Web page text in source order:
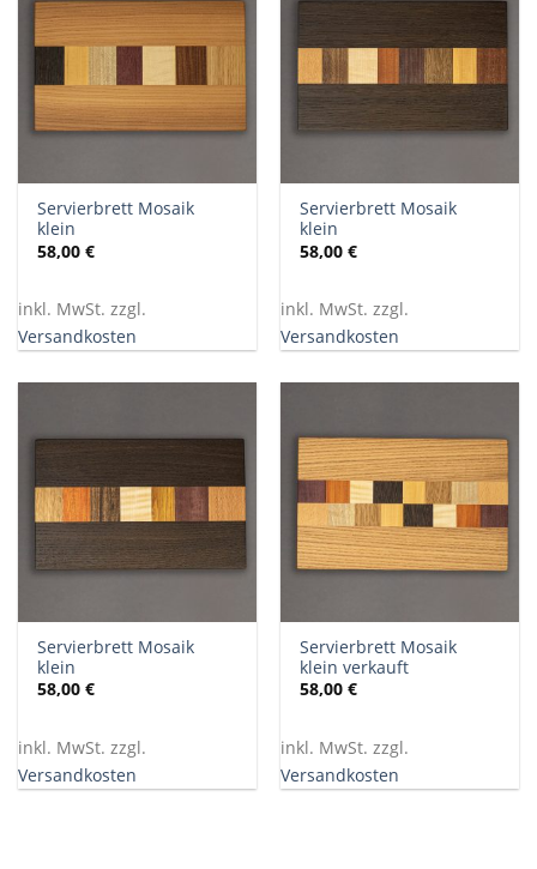
Servierbrett Mosaik
klein
58,00€
inkl. MwSt. zzgl.
Versandkosten
Servierbrett Mosaik
klein
58,00€
inkl. MwSt. zzgl.
Versandkosten
Servierbrett Mosaik
klein
58,00€
inkl. MwSt. zzgl.
Versandkosten
Servierbrett Mosaik
klein verkauft
58,00€
inkl. MwSt. zzgl.
Versandkosten